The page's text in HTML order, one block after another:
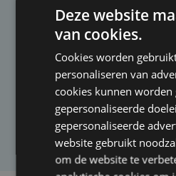
Taalfout
Heb je een taal- of
artikel?
Laat het ons
Deze website
van cookies.
Cookies worden
personaliseren van
cookies kunnen
gepersonaliseerde
gepersonaliseerde
website gebruikt
om de website te